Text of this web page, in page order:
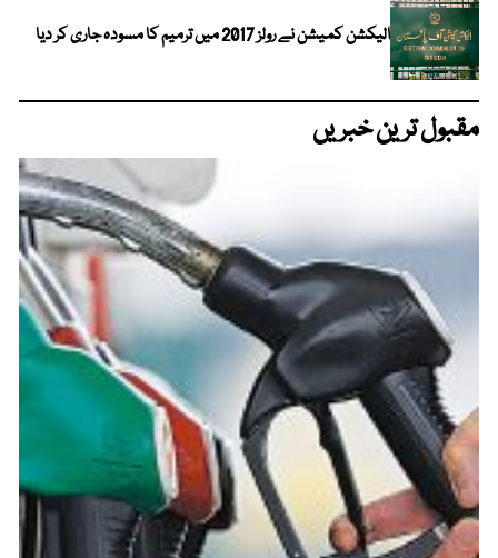
الیکشن کمیشن نے رولز 2017 میں ترمیم کا مسودہ جاری کر دیا
مقبول ترین خبریں